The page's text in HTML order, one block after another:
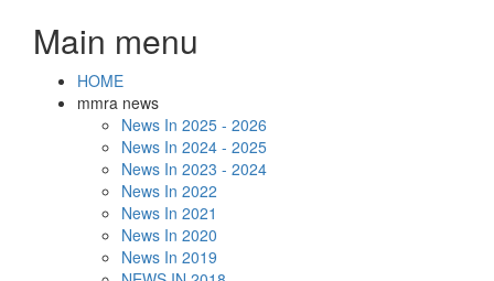
Main menu
HOME
mmra news
News In 2025 - 2026
News In 2024 - 2025
News In 2023 - 2024
News In 2022
News In 2021
News In 2020
News In 2019